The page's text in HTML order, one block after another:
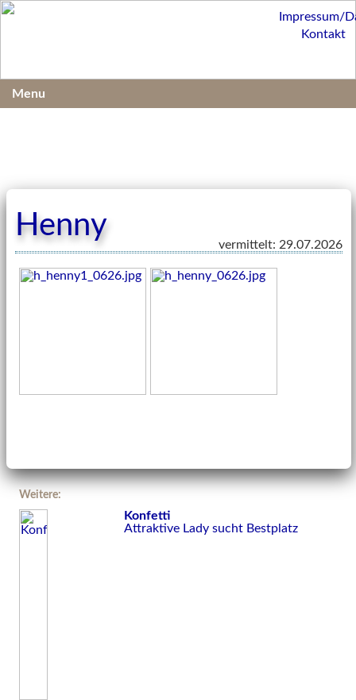
Henny
vermittelt: 29.07.2026
Weitere:
Konfetti
Attraktive Lady sucht Bestplatz
Impressum/
Kontakt
Menu